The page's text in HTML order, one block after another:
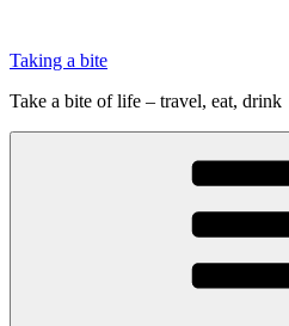
indhold
Taking a bite
Take a bite of life – travel, eat, drink